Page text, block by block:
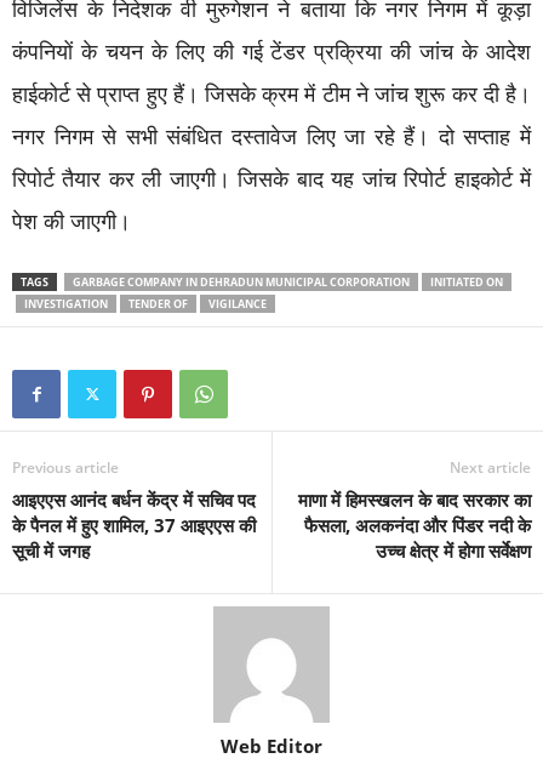
विजिलेंस के निदेशक वी मुरुगेशन ने बताया कि नगर निगम में कूड़ा
कंपनियों के चयन के लिए की गई टेंडर प्रक्रिया की जांच के आदेश
हाईकोर्ट से प्राप्त हुए हैं। जिसके क्रम में टीम ने जांच शुरू कर दी है।
नगर निगम से सभी संबंधित दस्तावेज लिए जा रहे हैं। दो सप्ताह में
रिपोर्ट तैयार कर ली जाएगी। जिसके बाद यह जांच रिपोर्ट हाइकोर्ट में
पेश की जाएगी।
TAGS GARBAGE COMPANY IN DEHRADUN MUNICIPAL CORPORATION
INITIATED ON
INVESTIGATION
TENDER OF VIGILANCE
Previous article
आइएएस आनंद बर्धन केंद्र में सचिव पद
के पैनल में हुए शामिल, 37 आइएएस की
सूची में जगह
Next article
माणा में हिमस्खलन के बाद सरकार का
फैसला, अलकनंदा और पिंडर नदी के
उच्च क्षेत्र में होगा सर्वेक्षण
Web Editor